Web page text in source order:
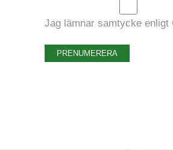
Jag lämnar samtycke enligt
PRENUMERERA